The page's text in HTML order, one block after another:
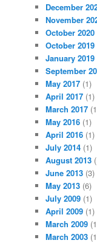
December
November
October 2020
October 2019
January 2019
September
May 2017 (1)
April 2017 (1)
March 2017
May 2016 (1)
April 2016 (1)
July 2014 (1)
August 2013
June 2013 (3)
May 2013 (6)
July 2009 (1)
April 2009 (1)
March 2009
March 2003